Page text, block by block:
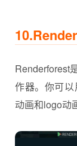
Renderforest
作器。你可以
动画和logo动